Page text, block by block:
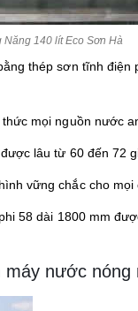
140 lít Eco Sơn Hà
thép sơn tĩnh
mọi nguồn nước
lâu từ 60 đến 72
vững chắc cho mọi
58 dài 1800 mm
máy nước